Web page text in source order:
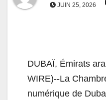
JUIN 25, 2026
DUBAÏ, Émirats
WIRE)--La
numérique de